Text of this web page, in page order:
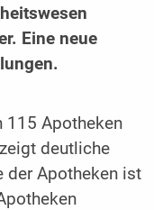
Eine neue
115 Apotheken
deutliche
der Apotheken ist